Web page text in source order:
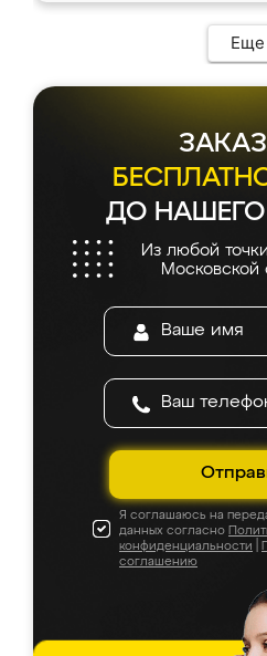
Еще
ДО
Из любой
Московской
Я соглашаюсь на
данных согласно
конфиденциальности
соглашению